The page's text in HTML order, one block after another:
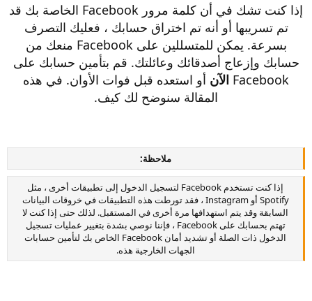
إذا كنت تشك في أن كلمة مرور Facebook الخاصة بك قد
تم تسريبها أو أنه تم اختراق حسابك ، فعليك التصرف
بسرعة. يمكن للمتسللين على Facebook منعك من
حسابك وإزعاج أصدقائك وعائلتك. قم بتأمين حسابك على
Facebook الآن أو استعده قبل فوات الأوان. في هذه
المقالة سنوضح لك كيف.
ملاحظة:
إذا كنت تستخدم Facebook لتسجيل الدخول إلى تطبيقات أخرى ، مثل
Spotify أو Instagram ، فقد تورطت هذه التطبيقات في خروقات البيانات
السابقة وقد يتم استهدافها مرة أخرى في المستقبل. لذلك حتى إذا كنت لا
تهتم بحسابك على Facebook ، فإننا نوصي بشدة بتغيير عمليات تسجيل
الدخول ذات الصلة أو تشديد أمان Facebook الخاص بك لتأمين حسابات
الجهات الخارجية هذه.